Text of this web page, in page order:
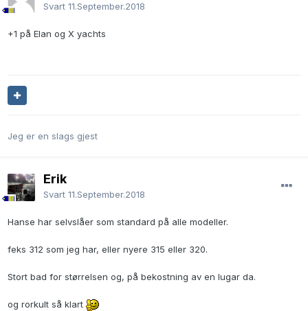
Svart 11.September.2018
+1 på Elan og X yachts
Jeg er en slags gjest
Erik
Svart 11.September.2018
Hanse har selvslåer som standard på alle modeller.
feks 312 som jeg har, eller nyere 315 eller 320.
Stort bad for størrelsen og, på bekostning av en lugar da.
og rorkult så klart